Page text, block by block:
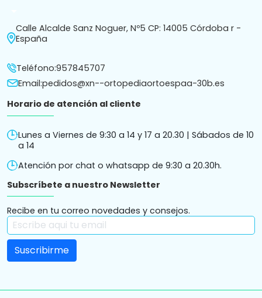
Calle Alcalde Sanz Noguer, Nº5 CP: 14005 Córdoba r -
España
Teléfono:957845707
Email:pedidos@xn--ortopediaortoespaa-30b.es
Horario de atención al cliente
Lunes a Viernes de 9:30 a 14 y 17 a 20.30 | Sábados de 10
a 14
Atención por chat o whatsapp de 9:30 a 20.30h.
Subscríbete a nuestro Newsletter
Recibe en tu correo novedades y consejos.